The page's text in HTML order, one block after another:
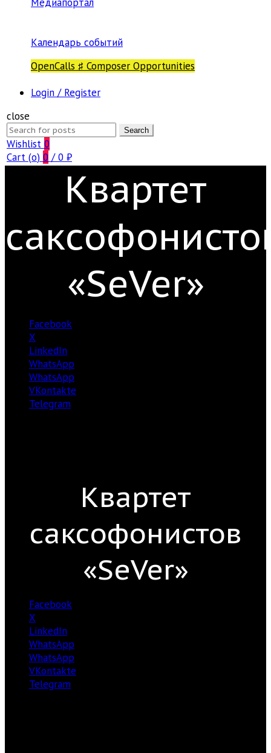
Календарь событий
OpenCalls ♯ Composer Opportunities
Login / Register
close
Search
for:
Search
Wishlist 0
Cart (o) 0 / 0 ₽
Квартет
«SeVer»
Facebook
X
LinkedIn
WhatsApp
WhatsApp
VKontakte
Telegram
Квартет
саксофонистов
«SeVer»
Facebook
X
LinkedIn
WhatsApp
WhatsApp
VKontakte
Telegram